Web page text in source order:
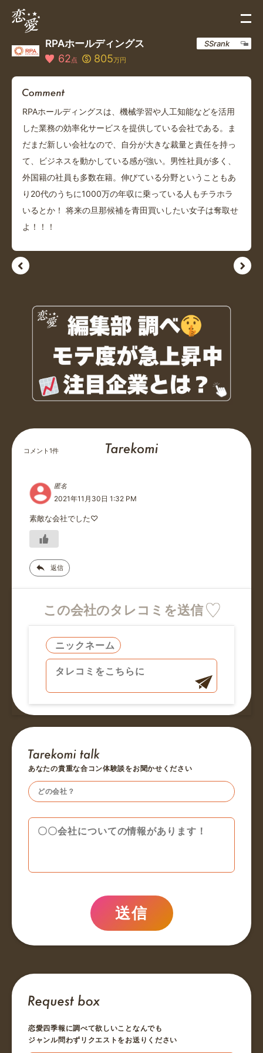
RPAホールディングス
62点 805万円
SSrank
RPAホールディングスは、機械学習や人工知能などを活用
した業務の効率化サービスを提供している会社である。ま
だまだ新しい会社なので、自分が大きな裁量と責任を持っ
て、ビジネスを動かしている感が強い。男性社員が多く、
外国籍の社員も多数在籍。伸びている分野ということもあ
り20代のうちに1000万の年収に乗っている人もチラホラ
いるとか！ 将来の旦那候補を青田買いしたい女子は奪取せ
よ！！！
コメント1件
匿名
2021年11月30日 1:32 PM
素敵な会社でした♡
返信
この会社のタレコミを送信
あなたの貴重な合コン体験談をお聞かせください
送信
恋愛四季報に調べて欲しいことなんでも
ジャンル問わずリクエストをお送りください